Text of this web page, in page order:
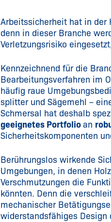
Arbeitssicherheit hat in der
denn in dieser Branche
Verletzungsrisiko
Kennzeichnend für die
Bearbeitungsverfahren im
häufig raue
splitter und Sägemehl –
Schmersal hat deshalb
geeignetes Portfolioan
Sicherheitskomponenten
Berührungslos wirkende
Umgebungen, in denen
Verschmutzungen die
könnten. Denn die
mechanischer
widerstandsfähiges Design